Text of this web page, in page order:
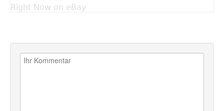
Right Now on eBay